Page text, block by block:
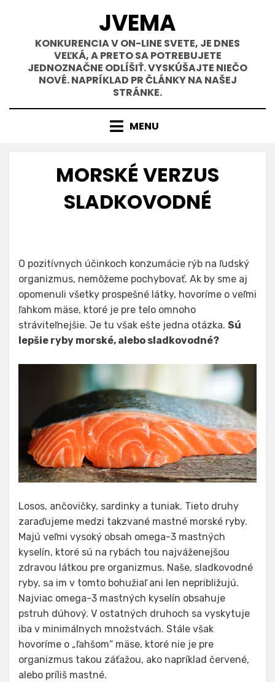
JVEMA
KONKURENCIA V ON-LINE SVETE, JE DNES
VEĽKÁ, A PRETO SA POTREBUJETE
JEDNOZNAČNE ODLÍŠIŤ. VYSKÚŠAJTE NIEČO
NOVÉ. NAPRÍKLAD PR ČLÁNKY NA NAŠEJ
STRÁNKE.
MENU
MORSKÉ VERZUS
SLADKOVODNÉ
O pozitívnych účinkoch konzumácie rýb na ľudský
organizmus, nemôžeme pochybovať. Ak by sme aj
opomenuli všetky prospešné látky, hovoríme o veľmi
ľahkom mäse, ktoré je pre telo omnoho
stráviteľnejšie. Je tu však ešte jedna otázka. Sú
lepšie ryby morské, alebo sladkovodné?
Losos, ančovičky, sardinky a tuniak. Tieto druhy
zaraďujeme medzi takzvané mastné morské ryby.
Majú veľmi vysoký obsah omega-3 mastných
kyselín, ktoré sú na rybách tou najváženejšou
zdravou látkou pre organizmus. Naše, sladkovodné
ryby, sa im v tomto bohužiaľ ani len nepribližujú.
Najviac omega-3 mastných kyselín obsahuje
pstruh dúhový. V ostatných druhoch sa vyskytuje
iba v minimálnych množstvách. Stále však
hovoríme o „ľahšom“ mäse, ktoré nie je pre
organizmus takou záťažou, ako napríklad červené,
alebo príliš mastné.